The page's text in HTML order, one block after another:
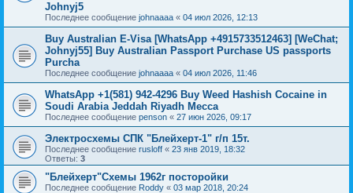
Johnyj5
Последнее сообщение johnaaaa « 04 июл 2026, 12:13
Buy Australian E-Visa [WhatsApp +4915733512463] [WeChat;
Johnyj55] Buy Australian Passport Purchase US passports
Purcha
Последнее сообщение johnaaaa « 04 июл 2026, 11:46
WhatsApp +1(581) 942-4296 Buy Weed Hashish Cocaine in
Soudi Arabia Jeddah Riyadh Mecca
Последнее сообщение penson « 27 июн 2026, 09:17
Электросхемы СПК "Блейхерт-1" г/п 15т.
Последнее сообщение rusloff « 23 янв 2019, 18:32
Ответы: 3
"Блейхерт"Схемы 1962г посторойки
Последнее сообщение Roddy « 03 мар 2018, 20:24